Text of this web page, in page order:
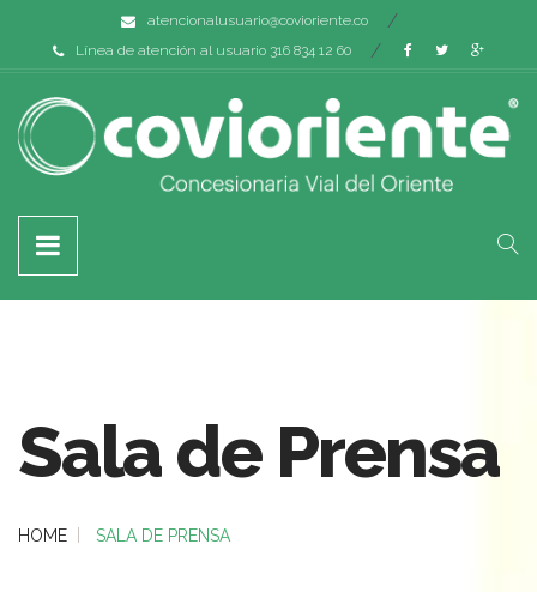
atencionalusuario@covioriente.co
Línea de atención al usuario 316 834 12 60
Sala de Prensa
HOME SALA DE PRENSA